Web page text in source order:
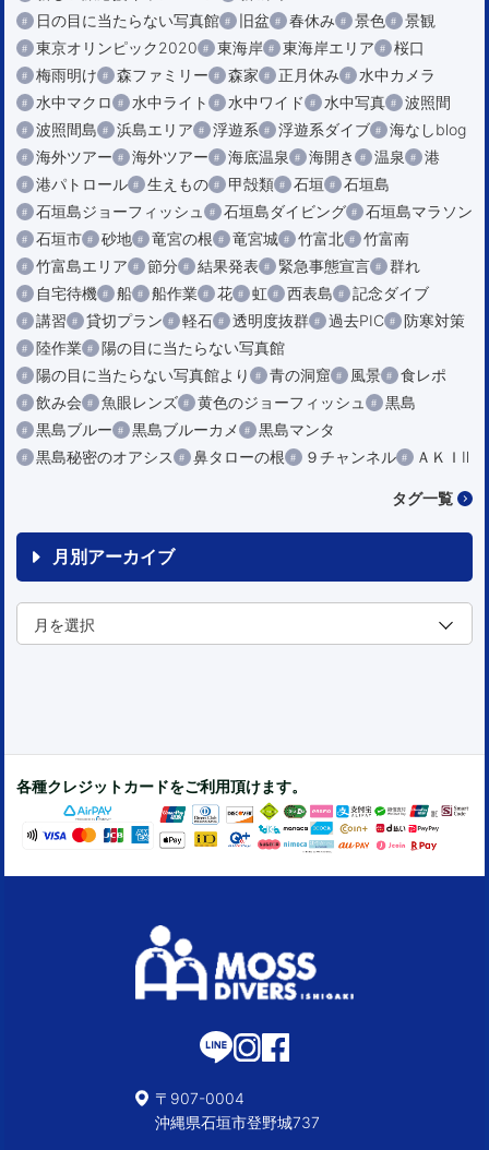
日の目に当たらない写真館
旧盆 春休み 景色
景観
東京オリンピック2020
東海岸 東海岸エリア
桜口
梅雨明け
森ファミリー 森家 正月休み
水中カメラ
水中マクロ
水中ライト 水中ワイド 水中写真
波照間
波照間島
浜島エリア 浮遊系 浮遊系ダイブ
海なしblog
海外ツアー
海外ツアー 海底温泉 海開き 温泉
港
港パトロール
生えもの 甲殻類 石垣
石垣島
石垣島ジョーフィッシュ
石垣島ダイビング
石垣島マラソン
石垣市
砂地 竜宮の根 竜宮城 竹富北
竹富南
竹富島エリア
節分 結果発表 緊急事態宣言
群れ
自宅待機
船 船作業 花 虹 西表島
記念ダイブ
講習
貸切プラン 軽石 透明度抜群 過去PIC
防寒対策
陸作業
陽の目に当たらない写真館
陽の目に当たらない写真館より
青の洞窟 風景
食レポ
飲み会
魚眼レンズ 黄色のジョーフィッシュ
黒島
黒島ブルー
黒島ブルーカメ
黒島マンタ
黒島秘密のオアシス
鼻タローの根 ９チャンネル ＡＫＩⅡ
タグ一覧
月別アーカイブ
各種クレジットカードをご利用頂けます。
〒907-0004
沖縄県石垣市登野城737